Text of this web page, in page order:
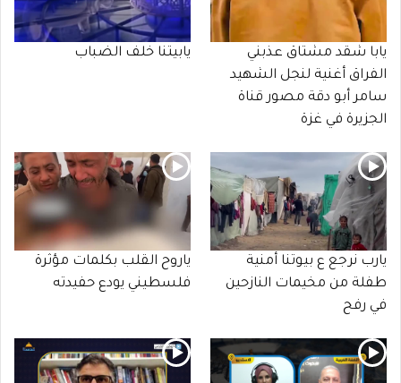
يابا شقد مشتاق عذبني
الفراق أغنية لنجل الشهيد
سامر أبو دقة مصور قناة
الجزيرة في غزة
يابيتنا خلف الضباب
يارب نرجع ع بيوتنا أمنية
طفلة من مخيمات النازحين
في رفح
ياروح القلب بكلمات مؤثرة
فلسطيني يودع حفيدته